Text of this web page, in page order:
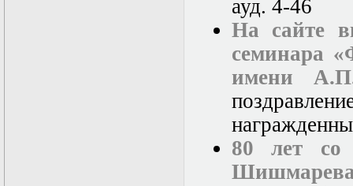
ауд. 4-46
На сайте
семинара
имени
80 лет со